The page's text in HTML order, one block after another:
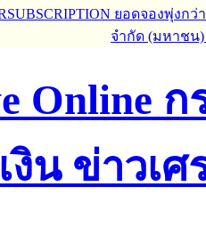
ยอดจองพุ่งกว่
จำกัด (มหาชน)